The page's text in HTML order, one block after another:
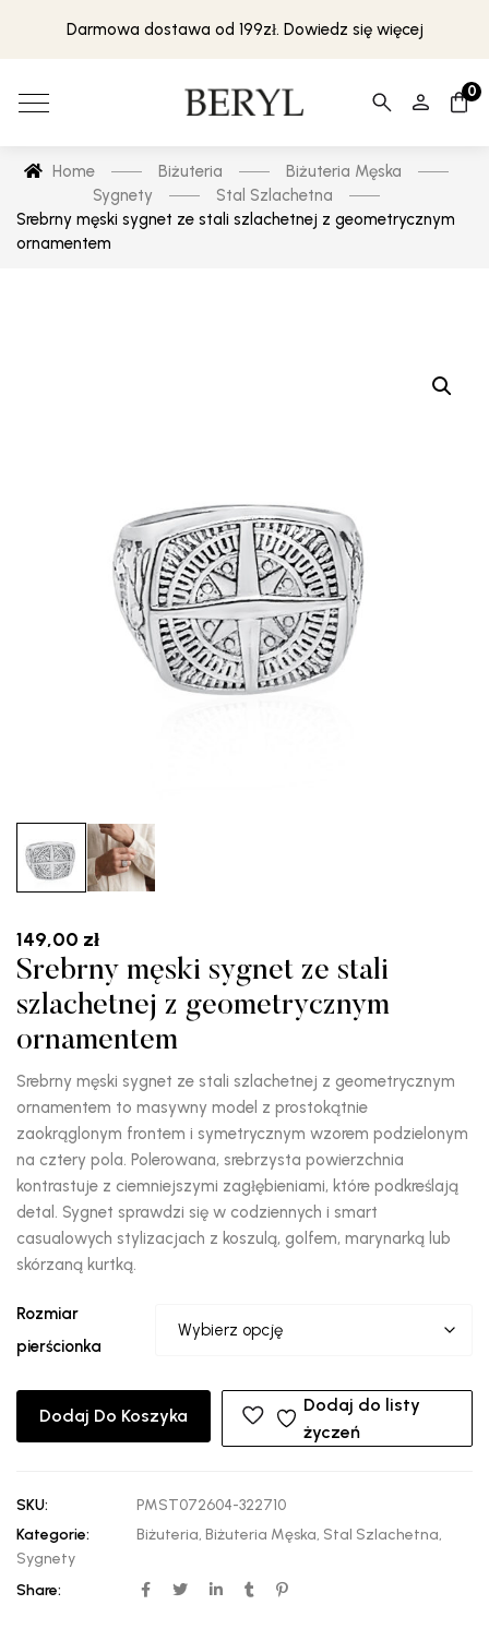
Darmowa dostawa od 199zł. Dowiedz się więcej
0
Home Biżuteria
Biżuteria Męska
Sygnety
Stal Szlachetna
Srebrny męski sygnet ze stali szlachetnej z geometrycznym
ornamentem
149,00 zł
Srebrny męski sygnet ze stali
szlachetnej z geometrycznym
ornamentem
Srebrny męski sygnet ze stali szlachetnej z geometrycznym
ornamentem to masywny model z prostokątnie
zaokrąglonym frontem i symetrycznym wzorem podzielonym
na cztery pola. Polerowana, srebrzysta powierzchnia
kontrastuje z ciemniejszymi zagłębieniami, które podkreślają
detal. Sygnet sprawdzi się w codziennych i smart
casualowych stylizacjach z koszulą, golfem, marynarką lub
skórzaną kurtką.
Rozmiar
pierścionka
Dodaj Do Koszyka
Dodaj do listy
życzeń
SKU:
PMST072604-322710
Kategorie:
Biżuteria, Biżuteria Męska, Stal Szlachetna,
Sygnety
Share: